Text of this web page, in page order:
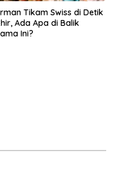
Tikam Swiss di Detik
Ada Apa di Balik
Ini?